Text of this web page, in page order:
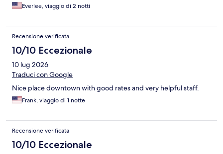
Everlee, viaggio di 2 notti
Recensione verificata
10/10 Eccezionale
10 lug 2026
Traduci con Google
Nice place downtown with good rates and very helpful staff.
Frank, viaggio di 1 notte
Recensione verificata
10/10 Eccezionale